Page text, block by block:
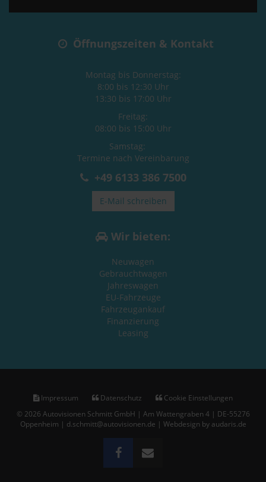
Öffnungszeiten & Kontakt
Montag bis Donnerstag:
8:00 bis 12:30 Uhr
13:30 bis 17:00 Uhr
Freitag:
08:00 bis 15:00 Uhr
Samstag:
Termine nach Vereinbarung
+49 6133 386 7500
E-Mail schreiben
Wir bieten:
Neuwagen
Gebrauchtwagen
Jahreswagen
EU-Fahrzeuge
Fahrzeugankauf
Finanzierung
Leasing
Impressum Datenschutz
Cookie Einstellungen
© 2026 Autovisionen Schmitt GmbH | Am Wattengraben 4 | DE-55276
Oppenheim | d.schmitt@autovisionen.de | Webdesign by audaris.de